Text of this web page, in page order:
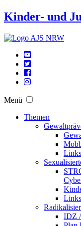
Kinder- und
Menü
Themen
IDZ